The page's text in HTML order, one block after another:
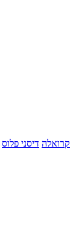
קרואלה דיסני פלוס